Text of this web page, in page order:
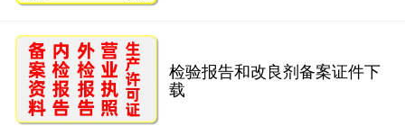
检验报告和改良剂备案证件下
载